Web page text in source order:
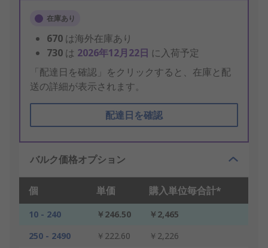
在庫あり
670 は海外在庫あり
730 は 2026年12月22日 に入荷予定
「配達日を確認」をクリックすると、在庫と配
送の詳細が表示されます。
配達日を確認
バルク価格オプション
個 単価 購入単位毎合計*
10 - 240 ￥246.50
￥2,465
250 - 2490
￥222.60
￥2,226